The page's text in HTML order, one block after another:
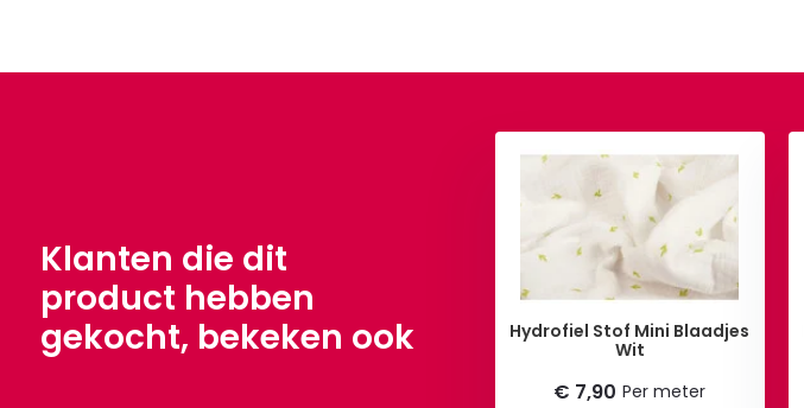
Klanten die dit
product hebben
gekocht, bekeken ook
€ 12,90
Hydrofiel Stof Mini Blaadjes
Wit
€ 7,90 Per meter